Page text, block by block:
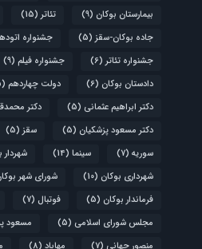
بیمارستان بوکان (9) تئاتر (15)
جاده بوکان-سقز (5) جشنواره
جشنواره تئاتر (6) جشنواره فیلم (9)
دادستان بوکان (6) دولت چهاردهم (5)
دکتر ابراهیم عثمانی (5) دکتر
دکتر مسعود پزشکیان (5) سقز (5)
سوریه (7) سینما (14) شهردار
شهرداری بوکان (10) شورای شهر
فرماندار بوکان (5) فوتبال (7)
مجلس شورای اسلامی (5) مسعود